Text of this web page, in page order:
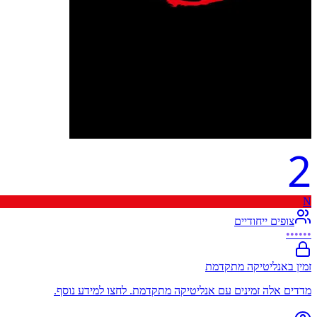
2
N
צופים ייחודיים
••••••
זמין באנליטיקה מתקדמת
מדדים אלה זמינים עם אנליטיקה מתקדמת. לחצו למידע נוסף.